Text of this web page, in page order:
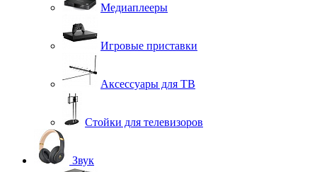
Медиаплееры
Игровые приставки
Аксессуары для ТВ
Стойки для телевизоров
Звук